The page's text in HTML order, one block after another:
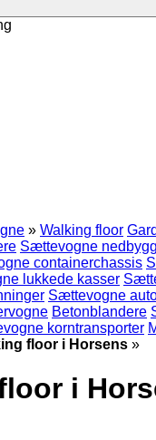
» Walking floor
Sættevogne
containerchassis
lukkede kasser
Sættevogne
Betonblandere
korntransporter
floor i Horsens »
i